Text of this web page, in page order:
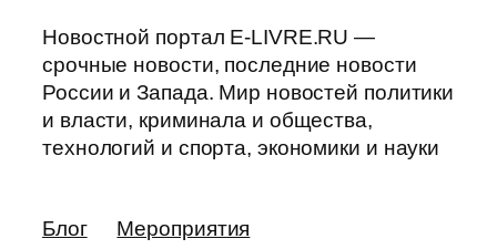
Новостной портал E-LIVRE.RU —
срочные новости, последние новости
России и Запада. Мир новостей политики
и власти, криминала и общества,
технологий и спорта, экономики и науки
Блог
Мероприятия